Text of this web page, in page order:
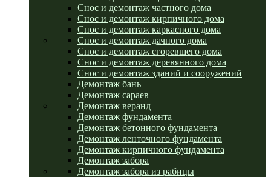
Снос и демонтаж частного дома
Снос и демонтаж кирпичного дома
Снос и демонтаж каркасного дома
Снос и демонтаж дачного дома
Снос и демонтаж сгоревшего дома
Снос и демонтаж деревянного дома
Снос и демонтаж зданий и сооружений
Демонтаж бань
Демонтаж сараев
Демонтаж веранд
Демонтаж фундамента
Демонтаж бетонного фундамента
Демонтаж ленточного фундамента
Демонтаж кирпичного фундамента
Демонтаж забора
Демонтаж забора из рабицы